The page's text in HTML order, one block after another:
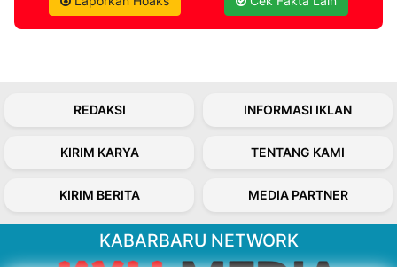
REDAKSI INFORMASI IKLAN
KIRIM KARYA TENTANG KAMI
KIRIM BERITA MEDIA PARTNER
KABARBARU NETWORK